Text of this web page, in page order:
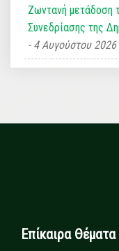
Ζωντανή μετάδοση
Συνεδρίασης της
4 Αυγούστου 2026
Επίκαιρα Θέματα